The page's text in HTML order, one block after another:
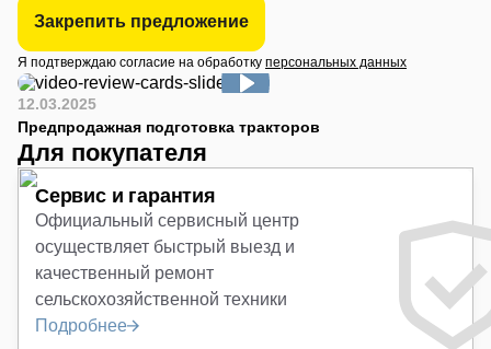
Закрепить предложение
Я подтверждаю согласие на обработку персональных данных
12.03.2025
Предпродажная подготовка тракторов
Для покупателя
Сервис и гарантия
Официальный сервисный центр
осуществляет быстрый выезд и
качественный ремонт
сельскохозяйственной техники
Подробнее